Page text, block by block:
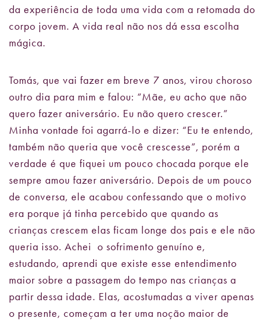
da experiência de toda uma vida com a retomada do
corpo jovem. A vida real não nos dá essa escolha
mágica.
Tomás, que vai fazer em breve 7 anos, virou choroso
outro dia para mim e falou: “Mãe, eu acho que não
quero fazer aniversário. Eu não quero crescer.”
Minha vontade foi agarrá-lo e dizer: “Eu te entendo,
também não queria que você crescesse”, porém a
verdade é que fiquei um pouco chocada porque ele
sempre amou fazer aniversário. Depois de um pouco
de conversa, ele acabou confessando que o motivo
era porque já tinha percebido que quando as
crianças crescem elas ficam longe dos pais e ele não
queria isso. Achei o sofrimento genuíno e,
estudando, aprendi que existe esse entendimento
maior sobre a passagem do tempo nas crianças a
partir dessa idade. Elas, acostumadas a viver apenas
o presente, começam a ter uma noção maior de